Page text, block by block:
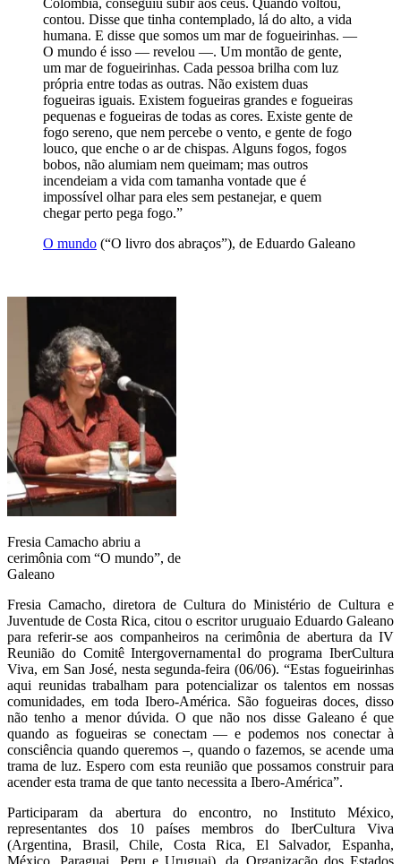
Colômbia, conseguiu subir aos céus. Quando voltou,
contou. Disse que tinha contemplado, lá do alto, a vida
humana. E disse que somos um mar de fogueirinhas. —
O mundo é isso — revelou —. Um montão de gente,
um mar de fogueirinhas. Cada pessoa brilha com luz
própria entre todas as outras. Não existem duas
fogueiras iguais. Existem fogueiras grandes e fogueiras
pequenas e fogueiras de todas as cores. Existe gente de
fogo sereno, que nem percebe o vento, e gente de fogo
louco, que enche o ar de chispas. Alguns fogos, fogos
bobos, não alumiam nem queimam; mas outros
incendeiam a vida com tamanha vontade que é
impossível olhar para eles sem pestanejar, e quem
chegar perto pega fogo.”
O mundo (“O livro dos abraços”), de Eduardo Galeano
Fresia Camacho abriu a
cerimônia com “O mundo”, de
Galeano
Fresia Camacho, diretora de Cultura do Ministério de Cultura e
Juventude de Costa Rica, citou o escritor uruguaio Eduardo Galeano
para referir-se aos companheiros na cerimônia de abertura da IV
Reunião do Comitê Intergovernamental do programa IberCultura
Viva, em San José, nesta segunda-feira (06/06). “Estas fogueirinhas
aqui reunidas trabalham para potencializar os talentos em nossas
comunidades, em toda Ibero-América. São fogueiras doces, disso
não tenho a menor dúvida. O que não nos disse Galeano é que
quando as fogueiras se conectam — e podemos nos conectar à
consciência quando queremos –, quando o fazemos, se acende uma
trama de luz. Espero com esta reunião que possamos construir para
acender esta trama de que tanto necessita a Ibero-América”.
Participaram da abertura do encontro, no Instituto México,
representantes dos 10 países membros do IberCultura Viva
(Argentina, Brasil, Chile, Costa Rica, El Salvador, Espanha,
México, Paraguai, Peru e Uruguai), da Organização dos Estados